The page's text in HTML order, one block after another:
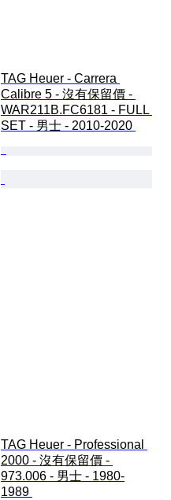
TAG Heuer - Carrera
Calibre 5 - 沒有保留價 -
WAR211B.FC6181 - FULL
SET - 男士 - 2010-2020
TAG Heuer - Professional
2000 - 沒有保留價 -
973.006 - 男士 - 1980-
1989